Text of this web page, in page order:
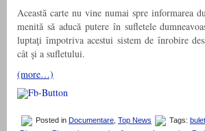
Această carte nu vine numai spre informarea
menită să aducă putere în sufletele
luptaţi împotriva acestui sistem de înrobire
cât şi a sufletului.
(more…)
Posted in Documentare Top News Tags: